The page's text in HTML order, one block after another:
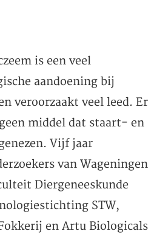
is een veel
aandoening bij
veroorzaakt veel leed. Er
middel dat staart- en
Vijf jaar
van Wageningen
Diergeneeskunde
STW,
en Artu Biologicals